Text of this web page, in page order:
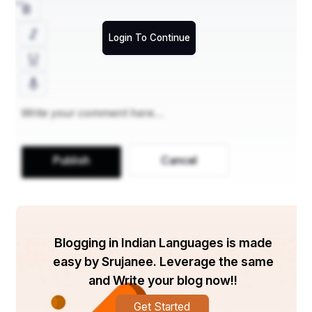
ଓଡ଼ିଶା ରାଜ୍ୟର ପ୍ରାଚୀ ନଦୀ ନିକଟସ୍ଥ କେନ୍ଦୁବିଲ୍ଵ ବା
ଆଧୁନିକ କେନ୍ଦୁଲି ଗ୍ରାମରେ କବି ଜୟଦେବ ଜନ୍ମ ନେଇଥିଲେ
l ସେ ପିଲାଦିନରୁ କୃଷ୍ଣଭକ୍ତ ଥିବାବେଳେ ରାଧାକୃଷ୍ଣ ଥିଲେ
ତାଙ୍କର ଉପାସ୍ୟ l
ଅଗାଧ ପାଣ୍ଡିତ୍ୟ ଓ କବିତ୍ଵ ସ୍ଫୁରିତ ହୋଇଥିଲା l ସେ
ପଦ୍ମାବତୀ l
ଏକଦା ଦକ୍ଷିଣ ଦେଶରେ ଜଣେ ଅପତ୍ୟହୀନ ବ୍ରାହ୍ମଣ
ପୁତ୍ର ବା କନ୍ୟା ଯାହା ଜନ୍ମ ନେଉ, ଶ୍ରୀଜୀଉଙ୍କ ଚରଣରେ
ସମର୍ପଣ କରିବାକୁ ଶପଥ କରିଥିଲେ l କିଛିଦିନ ପରେ ତାଙ୍କର
କନ୍ୟା ସନ୍ତାନଟିଏ ଜନ୍ମ ନେଲା l ଯୈାବନ ପ୍ରାପ୍ତ ହେବା
ପରେ ସେହି କନ୍ୟା ପଦ୍ମାବତୀଙ୍କୁ ଧରି ବଡ଼ ଦେଉଳକୁ ଆସି
ମହାପ୍ରଭୁଙ୍କୁ ଅର୍ପଣ କଲେ l
Login To Continue
Publish Cancel
Blogging in Indian Languages is made
easy by Srujanee. Leverage the same
and Write your blog now!!
Get Started